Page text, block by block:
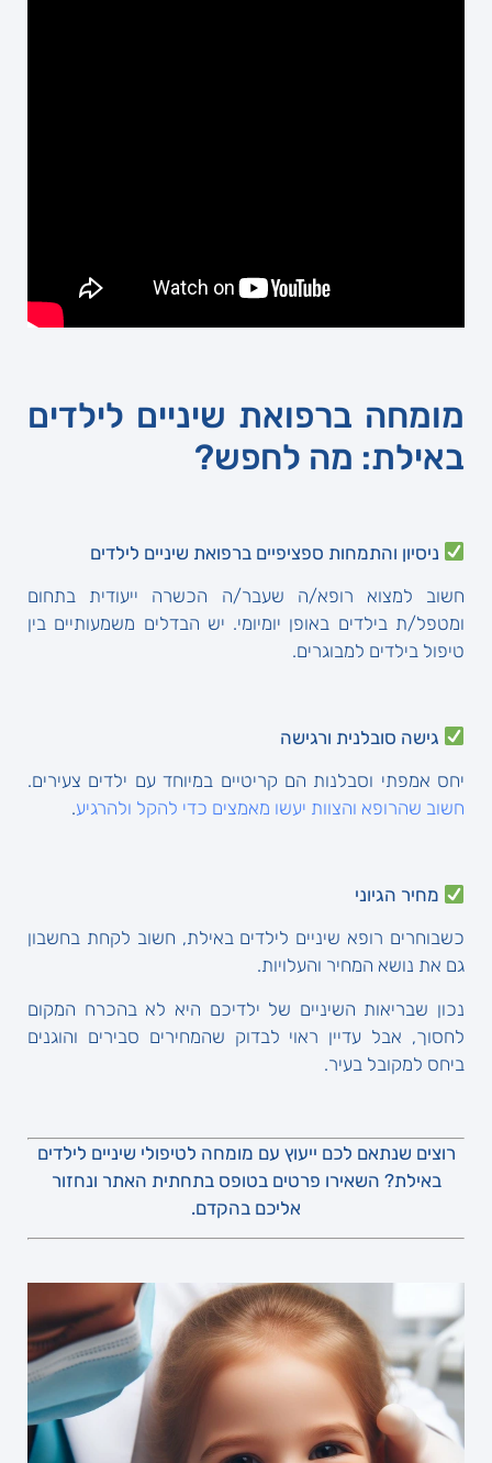
מומחה ברפואת שיניים לילדים
באילת: מה לחפש?
ניסיון והתמחות ספציפיים ברפואת שיניים לילדים
חשוב למצוא רופא/ה שעבר/ה הכשרה ייעודית בתחום
ומטפל/ת בילדים באופן יומיומי. יש הבדלים משמעותיים בין
טיפול בילדים למבוגרים.
גישה סובלנית ורגישה
יחס אמפתי וסבלנות הם קריטיים במיוחד עם ילדים צעירים.
חשוב שהרופא והצוות יעשו מאמצים כדי להקל ולהרגיע.
מחיר הגיוני
כשבוחרים רופא שיניים לילדים באילת, חשוב לקחת בחשבון
גם את נושא המחיר והעלויות.
נכון שבריאות השיניים של ילדיכם היא לא בהכרח המקום
לחסוך, אבל עדיין ראוי לבדוק שהמחירים סבירים והוגנים
ביחס למקובל בעיר.
רוצים שנתאם לכם ייעוץ עם מומחה לטיפולי שיניים לילדים
באילת? השאירו פרטים בטופס בתחתית האתר ונחזור
אליכם בהקדם.